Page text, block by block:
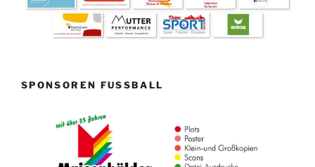
SPONSOREN FUSSBALL